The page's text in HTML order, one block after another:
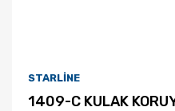
STARLİNE
1409-C KULAK